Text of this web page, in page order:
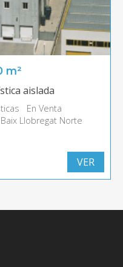
m²
aislada
En Venta
Baix Llobregat Norte
VER